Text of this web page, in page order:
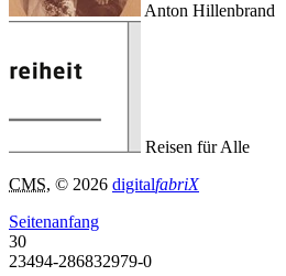
Anton Hillenbrand
Reisen für Alle
CMS, © 2026 digitalfabriX
Seitenanfang
30
23494-286832979-0